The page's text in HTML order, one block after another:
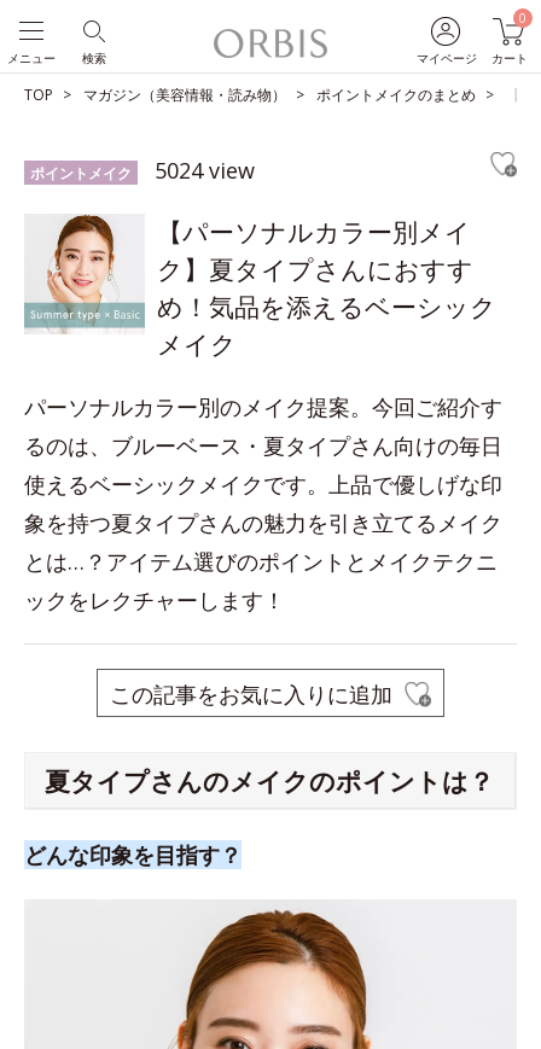
マイページ
0
カート
検索
メニュー
TOP マガジン（美容情報・読み物） ポイントメイクのまとめ 【
ポイントメイク 5024 view
【パーソナルカラー別メイ
ク】夏タイプさんにおすす
め！気品を添えるベーシック
メイク
パーソナルカラー別のメイク提案。今回ご紹介す
るのは、ブルーベース・夏タイプさん向けの毎日
使えるベーシックメイクです。上品で優しげな印
象を持つ夏タイプさんの魅力を引き立てるメイク
とは…？アイテム選びのポイントとメイクテクニ
ックをレクチャーします！
この記事をお気に入りに追加
夏タイプさんのメイクのポイントは？
どんな印象を目指す？